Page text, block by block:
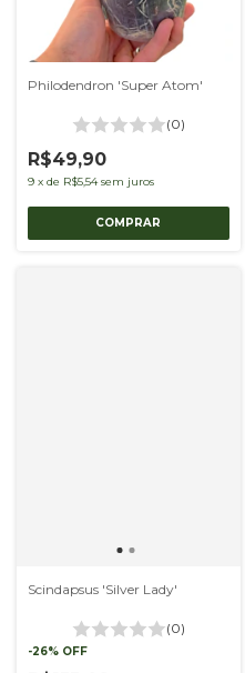
Philodendron 'Super Atom'
(0)
R$49,90
9 x de R$5,54 sem juros
Scindapsus 'Silver Lady'
(0)
-26% OFF